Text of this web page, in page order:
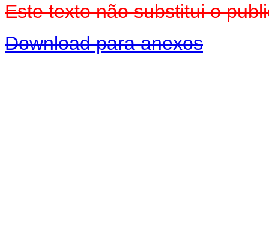
Este texto não substitui o
Download para anexos